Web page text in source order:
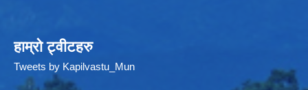
हाम्रो ट्वीटहरु
Tweets by Kapilvastu_Mun